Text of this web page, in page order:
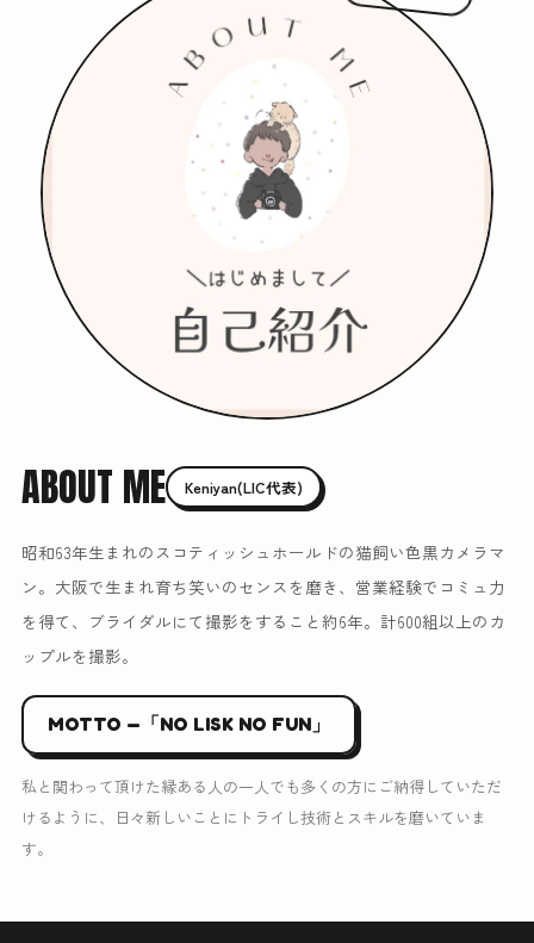
ABOUT ME Keniyan(LIC代表)
昭和63年生まれのスコティッシュホールドの猫飼い色黒カメラマ
ン。大阪で生まれ育ち笑いのセンスを磨き、営業経験でコミュ力
を得て、ブライダルにて撮影をすること約6年。計600組以上のカ
ップルを撮影。
MOTTO —「NO LISK NO FUN」
私と関わって頂けた縁ある人の一人でも多くの方にご納得していただ
けるように、日々新しいことにトライし技術とスキルを磨いていま
す。